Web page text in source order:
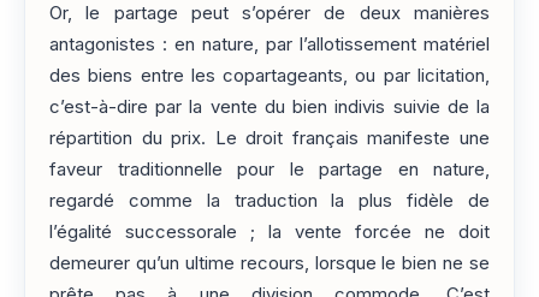
Or, le partage peut s’opérer de deux manières
antagonistes : en nature, par l’allotissement matériel
des biens entre les copartageants, ou par licitation,
c’est-à-dire par la vente du bien indivis suivie de la
répartition du prix. Le droit français manifeste une
faveur traditionnelle pour le partage en nature,
regardé comme la traduction la plus fidèle de
l’égalité successorale ; la vente forcée ne doit
demeurer qu’un ultime recours, lorsque le bien ne se